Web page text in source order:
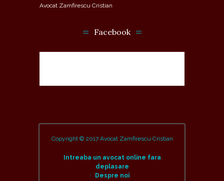
Avocat Zamfirescu Cristian
Facebook
Copyright © 2017 Avocat Zamfirescu Cristian
Intreaba un avocat online fara
deplasare
Despre noi